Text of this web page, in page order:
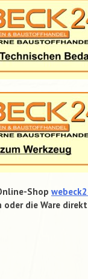
Shop
die Ware